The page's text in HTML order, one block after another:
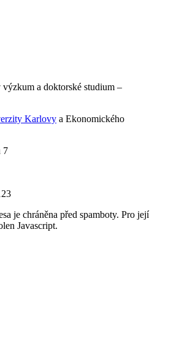
a doktorské studium –
Karlovy a Ekonomického
7
je chráněna před spamboty. Pro její
Javascript.